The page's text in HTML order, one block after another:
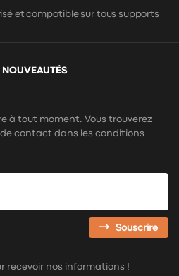
et compatible sur tous supports
NOUVEAUTÉS
à tout moment. Vous trouverez
contact dans les conditions
Souscrire
recevoir nos informations !